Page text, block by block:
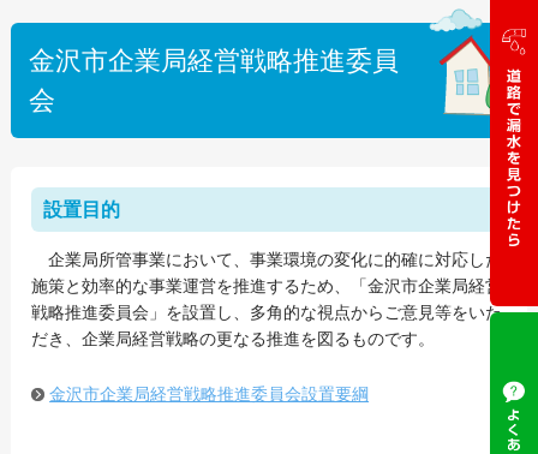
金沢市企業局経営戦略推進委員
会
設置目的
企業局所管事業において、事業環境の変化に的確に対応した
施策と効率的な事業運営を推進するため、「金沢市企業局経営
戦略推進委員会」を設置し、多角的な視点からご意見等をいた
だき、企業局経営戦略の更なる推進を図るものです。
金沢市企業局経営戦略推進委員会設置要綱